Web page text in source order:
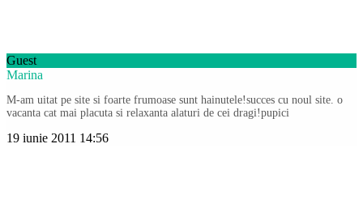
Guest
Marina
M-am uitat pe site si foarte frumoase sunt hainutele!succes cu noul site. o
vacanta cat mai placuta si relaxanta alaturi de cei dragi!pupici
19 iunie 2011 14:56